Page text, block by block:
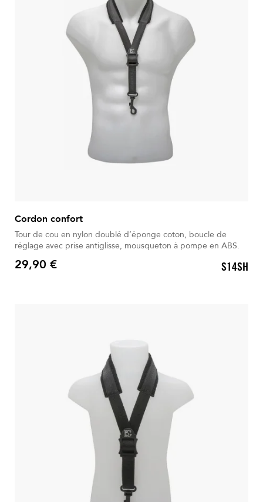
Cordon confort
Tour de cou en nylon doublé d’éponge coton, boucle de
réglage avec prise antiglisse, mousqueton à pompe en ABS.
Prix
29,90 € S14SH